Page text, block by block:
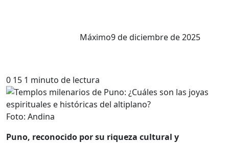
Máximo9 de diciembre de 2025
0 15 1 minuto de lectura
Foto: Andina
Puno, reconocido por su riqueza cultural y